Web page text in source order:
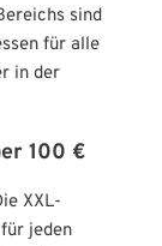
sind
für alle
in der
100 €
XXL-
jeden